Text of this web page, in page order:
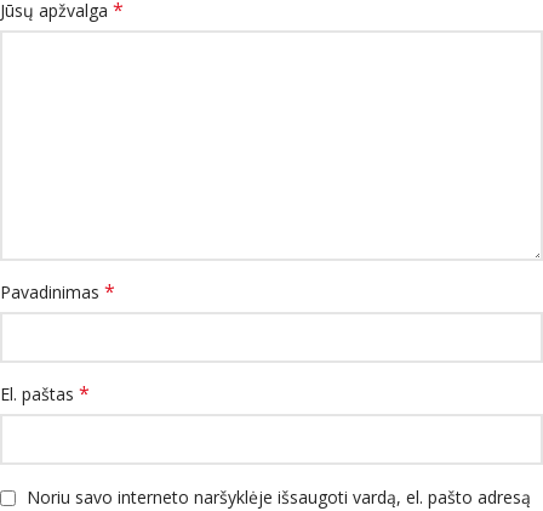
Jūsų apžvalga *
Pavadinimas *
El. paštas *
Noriu savo interneto naršyklėje išsaugoti vardą, el. pašto adresą